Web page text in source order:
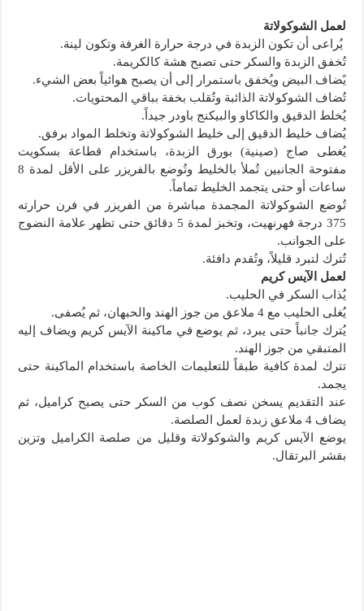
لعمل الشوكولاتة
‏ يُراعى أن تكون الزبدة في درجة حرارة الغرفة وتكون لينة.
تُخفق الزبدة والسكر حتى تصبح هشة كالكريمة.
‏يًضاف البيض ويُخفق باستمرار إلى أن يصبح هوائياً بعض الشيء.
تُضاف الشوكولاتة الذائبة وتُقلب بخفة بباقي المحتويات.
يُخلط الدقيق والكاكاو والبيكنج باودر جيداً.
يُضاف خليط الدقيق إلى خليط الشوكولاتة وتخلط المواد برفق.
يُغطى صاج (صينية) بورق الزبدة، باستخدام قطاعة بسكويت
مفتوحة الجانبين تُملأ بالخليط وتُوضع بالفريزر على الأقل لمدة 8
‏ساعات أو حتى يتجمد الخليط تماماً.
تُوضع الشوكولاتة المجمدة مباشرة من الفريزر في فرن حرارته
375 ‏درجة فهرنهيت، وتخبز لمدة 5 ‏دقائق حتى تظهر علامة النضوج
على الجوانب.
‏تُترك لتبرد قليلاً، وتُقدم دافئة.
لعمل الآيس كريم
يُذاب السكر في الحليب.
‏يُغلى الحليب مع 4 ‏ملاعق من جوز الهند والحبهان، ثم يُصفى.
‏يُترك جانباً حتى يبرد، ثم يوضع في ماكينة الآيس كريم ويضاف إليه
المتبقي من جوز الهند.
‏تترك لمدة كافية طبقاً للتعليمات الخاصة باستخدام الماكينة حتى
يجمد.
عند التقديم يسخن نصف كوب من السكر حتى يصبح كراميل، ثم
يضاف 4 ‏ملاعق زبدة لعمل الصلصة.
‏يوضع الآيس كريم والشوكولاتة وقليل من صلصة الكراميل وتزين
بقشر البرتقال.